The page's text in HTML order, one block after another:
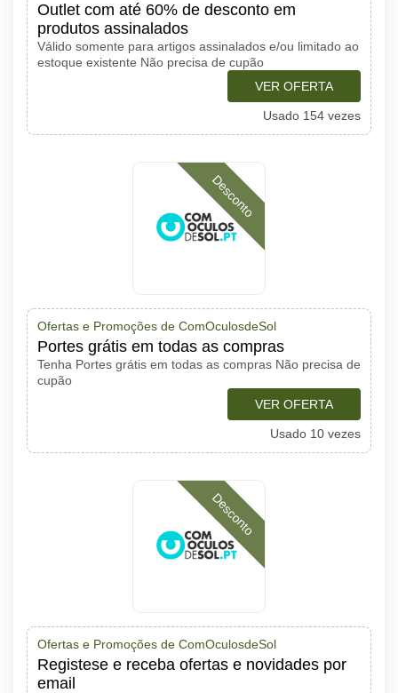
Outlet com até 60% de desconto em
produtos assinalados
Válido somente para artigos assinalados e/ou limitado ao
estoque existente Não precisa de cupão
VER OFERTA
Usado 154 vezes
Desconto
Ofertas e Promoções de ComOculosdeSol
Portes grátis em todas as compras
Tenha Portes grátis em todas as compras Não precisa de
cupão
VER OFERTA
Usado 10 vezes
Desconto
Ofertas e Promoções de ComOculosdeSol
Registese e receba ofertas e novidades por
email